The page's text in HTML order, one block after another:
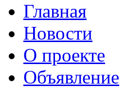
Главная
Новости
О проекте
Объявление